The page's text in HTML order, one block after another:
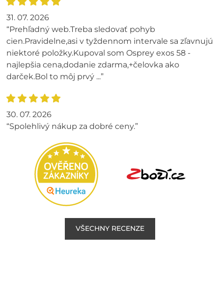
31. 07. 2026
“Prehľadný web.Treba sledovať pohyb
cien.Pravidelne,asi v tyždennom intervale sa zľavnujú
niektoré položky.Kupoval som Osprey exos 58 -
najlepšia cena,dodanie zdarma,+čelovka ako
darček.Bol to môj prvý ...”
30. 07. 2026
“Spolehlivý nákup za dobré ceny.”
VŠECHNY RECENZE